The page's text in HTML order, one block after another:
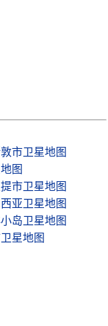
市卫星地图
图
市卫星地图
亚卫星地图
岛卫星地图
星地图